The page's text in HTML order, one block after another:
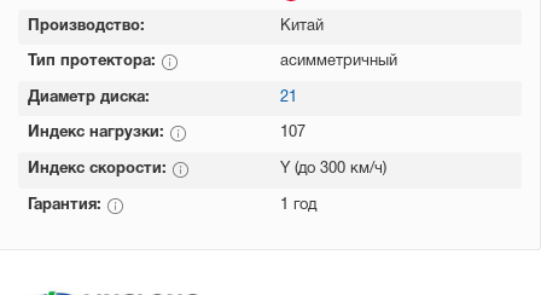
Производство: Китай
Тип протектора: асимметричный
Диаметр диска: 21
Индекс нагрузки: 107
Индекс скорости: Y (до 300 км/ч)
Гарантия: 1 год